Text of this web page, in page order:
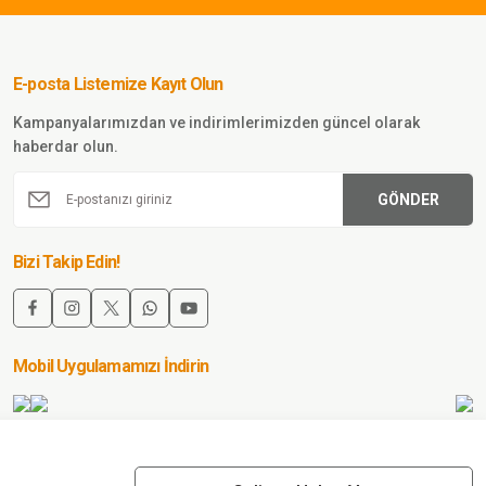
Sepete Ekle
Single
Tabanca
Plastik İç
Ekle
E-posta Listemize Kayıt Olun
Kampanyalarımızdan ve indirimlerimizden güncel olarak
haberdar olun.
GÖNDER
Bizi Takip Edin!
Mobil Uygulamamızı İndirin